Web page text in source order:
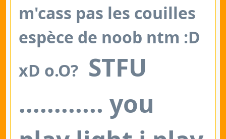
m'cass pas les couilles
espèce de noob ntm :D
xD o.O? STFU
............ you